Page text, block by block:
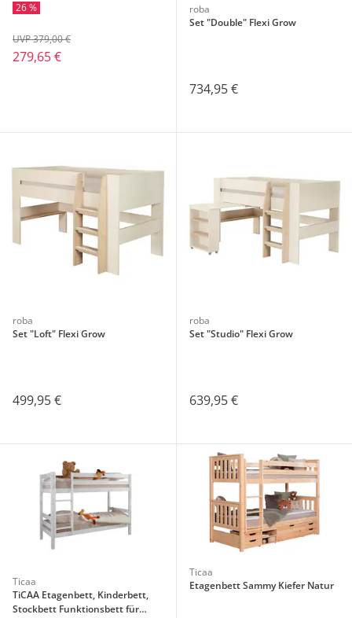
26 %
279,65 €
UVP 379,00 €
roba
Set "Double" Flexi Grow
734,95 €
roba
Set "Loft" Flexi Grow
499,95 €
roba
Set "Studio" Flexi Grow
639,95 €
Ticaa
TiCAA Etagenbett, Kinderbett,
Stockbett Funktionsbett für
Ticaa
Etagenbett Sammy Kiefer Natur